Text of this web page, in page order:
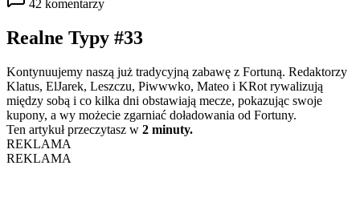
42 komentarzy
Realne Typy #33
Kontynuujemy naszą już tradycyjną zabawę z Fortuną. Redaktorzy
Klatus, ElJarek, Leszczu, Piwwwko, Mateo i KRot rywalizują
między sobą i co kilka dni obstawiają mecze, pokazując swoje
kupony, a wy możecie zgarniać doładowania od Fortuny.
Ten artykuł przeczytasz w 2 minuty.
REKLAMA
REKLAMA